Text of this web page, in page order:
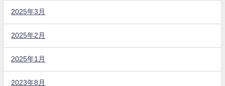
2025年3月
2025年2月
2025年1月
2023年8月